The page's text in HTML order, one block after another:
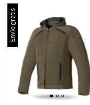
Envío gratis